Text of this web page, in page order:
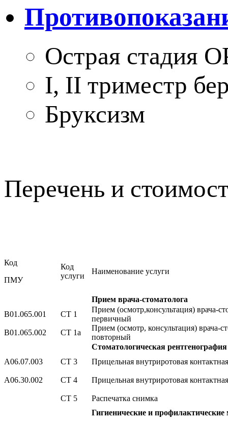
Острая стадия
I, II триместр
Бруксизм
Перечень и
Код
ПМУ
Код
услуги
Наименование услуги
Прием врача-стоматолога
В01.065.001
СТ 1
Прием (осмотр,консультация) врача-
первичный
В01.065.002
СТ 1а
Прием (осмотр, консультация) врача-
повторный
Стоматологическая рентгенография
А06.07.003
СТ 3 Прицельная внутриротовая
А06.30.002 СТ 4 Прицельная внутриротовая
СТ 5
Распечатка снимка
Гигиенические и